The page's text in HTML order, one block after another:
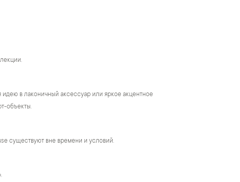
в лаконичный аксессуар или яркое акцентное
объекты.
существуют вне времени и условий.